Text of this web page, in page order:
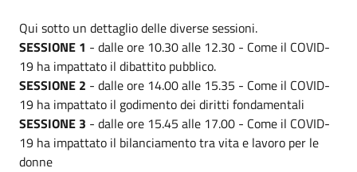
Qui sotto un dettaglio delle diverse sessioni.
SESSIONE 1 - dalle ore 10.30 alle 12.30 - Come il COVID-
19 ha impattato il dibattito pubblico.
SESSIONE 2 - dalle ore 14.00 alle 15.35 - Come il COVID-
19 ha impattato il godimento dei diritti fondamentali
SESSIONE 3 - dalle ore 15.45 alle 17.00 - Come il COVID-
19 ha impattato il bilanciamento tra vita e lavoro per le
donne